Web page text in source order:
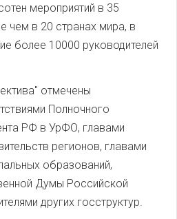
мероприятий в 35
чем в 20 странах мира, в
более 10000 руководителей
отмечены
Полночного
РФ в УрФО, главами
регионов, главами
образований,
Думы Российской
других госструктур.